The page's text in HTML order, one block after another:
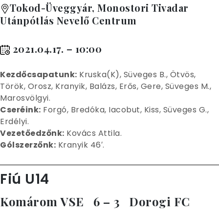
Tokod-Üveggyár, Monostori Tivadar
Utánpótlás Nevelő Centrum
2021.04.17. – 10:00
Kezdőcsapatunk: Kruska(K), Süveges B., Ötvös,
Török, Orosz, Kranyik, Balázs, Erős, Gere, Süveges M.,
Marosvölgyi.
Cseréink: Forgó, Bredóka, Iacobut, Kiss, Süveges G.,
Erdélyi.
Vezetőedzőnk: Kovács Attila.
Gólszerzőnk: Kranyik 46′.
Fiú U14
Komárom VSE 6 – 3 Dorogi FC